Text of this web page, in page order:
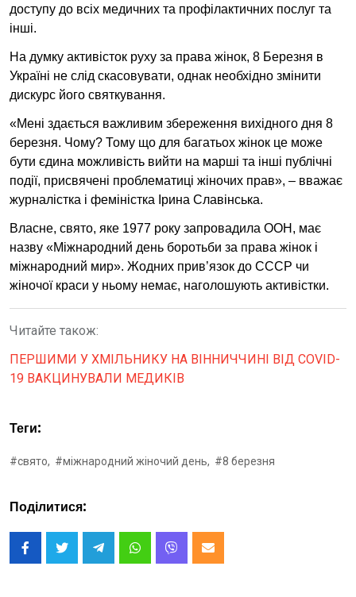
доступу до всіх медичних та профілактичних послуг та
інші.
На думку активісток руху за права жінок, 8 Березня в
Україні не слід скасовувати, однак необхідно змінити
дискурс його святкування.
«Мені здається важливим збереження вихідного дня 8
березня. Чому? Тому що для багатьох жінок це може
бути єдина можливість вийти на марші та інші публічні
події, присвячені проблематиці жіночих прав», – вважає
журналістка і феміністка Ірина Славінська.
Власне, свято, яке 1977 року запровадила ООН, має
назву «Міжнародний день боротьби за права жінок і
міжнародний мир». Жодних прив’язок до СССР чи
жіночої краси у ньому немає, наголошують активістки.
Читайте також:
ПЕРШИМИ У ХМІЛЬНИКУ НА ВІННИЧЧИНІ ВІД СOVID-
19 ВАКЦИНУВАЛИ МЕДИКІВ
Теги:
#свято, #міжнародний жіночий день, #8 березня
Поділитися: